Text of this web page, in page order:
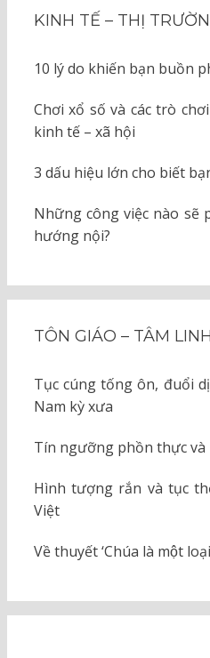
KINH TẾ – THỊ
10 lý do khiến bạn buồn
Chơi xổ số và các trò
kinh tế – xã hội
3 dấu hiệu lớn cho biết
Những công việc nào sẽ
hướng nội?
TÔN GIÁO – TÂM LINH
Tục cúng tống ôn, đuổi
Nam kỳ xưa
Tín ngưỡng phồn thực và
Hình tượng rắn và tục
Việt
Về thuyết ‘Chúa là một